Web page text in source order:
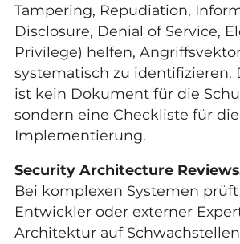
Tampering, Repudiation,
Disclosure, Denial of Service,
Privilege) helfen,
systematisch zu identifizieren.
ist kein Dokument für die
sondern eine Checkliste für die
Implementierung.
Security Architecture
Bei komplexen Systemen
Entwickler oder externer
Architektur auf